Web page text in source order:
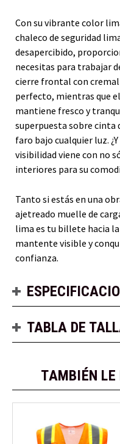
Con su vibrante color
chaleco de seguridad
desapercibido,
necesitas para trabajar
cierre frontal con
perfecto, mientras que
mantiene fresco y
superpuesta sobre
faro bajo cualquier luz.
visibilidad viene con no
interiores para su
Tanto si estás en una
ajetreado muelle de
lima es tu billete hacia
mantente visible y
confianza.
TABLA DE
TAMBIÉN LE